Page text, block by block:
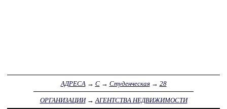
АДРЕСА → С→ Студенческая→ 28
ОРГАНИЗАЦИИ→ АГЕНТСТВА НЕДВИЖИМОСТИ